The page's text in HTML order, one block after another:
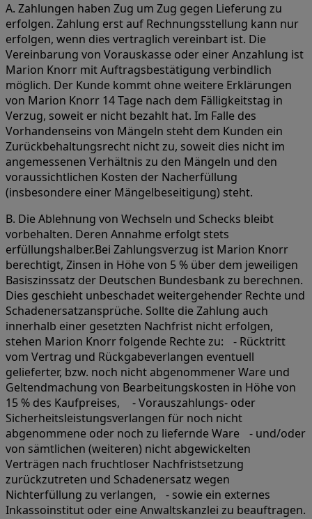
A. Zahlungen haben Zug um Zug gegen Lieferung zu
erfolgen. Zahlung erst auf Rechnungsstellung kann nur
erfolgen, wenn dies vertraglich vereinbart ist. Die
Vereinbarung von Vorauskasse oder einer Anzahlung ist
Marion Knorr mit Auftragsbestätigung verbindlich
möglich. Der Kunde kommt ohne weitere Erklärungen
von Marion Knorr 14 Tage nach dem Fälligkeitstag in
Verzug, soweit er nicht bezahlt hat. Im Falle des
Vorhandenseins von Mängeln steht dem Kunden ein
Zurückbehaltungsrecht nicht zu, soweit dies nicht im
angemessenen Verhältnis zu den Mängeln und den
voraussichtlichen Kosten der Nacherfüllung
(insbesondere einer Mängelbeseitigung) steht.
B. Die Ablehnung von Wechseln und Schecks bleibt
vorbehalten. Deren Annahme erfolgt stets
erfüllungshalber.Bei Zahlungsverzug ist Marion Knorr
berechtigt, Zinsen in Höhe von 5 % über dem jeweiligen
Basiszinssatz der Deutschen Bundesbank zu berechnen.
Dies geschieht unbeschadet weitergehender Rechte und
Schadenersatzansprüche. Sollte die Zahlung auch
innerhalb einer gesetzten Nachfrist nicht erfolgen,
stehen Marion Knorr folgende Rechte zu: - Rücktritt
vom Vertrag und Rückgabeverlangen eventuell
gelieferter, bzw. noch nicht abgenommener Ware und
Geltendmachung von Bearbeitungskosten in Höhe von
15 % des Kaufpreises, - Vorauszahlungs- oder
Sicherheitsleistungsverlangen für noch nicht
abgenommene oder noch zu liefernde Ware - und/oder
von sämtlichen (weiteren) nicht abgewickelten
Verträgen nach fruchtloser Nachfristsetzung
zurückzutreten und Schadenersatz wegen
Nichterfüllung zu verlangen, - sowie ein externes
Inkassoinstitut oder eine Anwaltskanzlei zu beauftragen.